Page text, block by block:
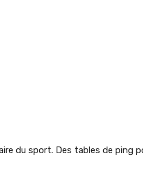
du sport. Des tables de ping